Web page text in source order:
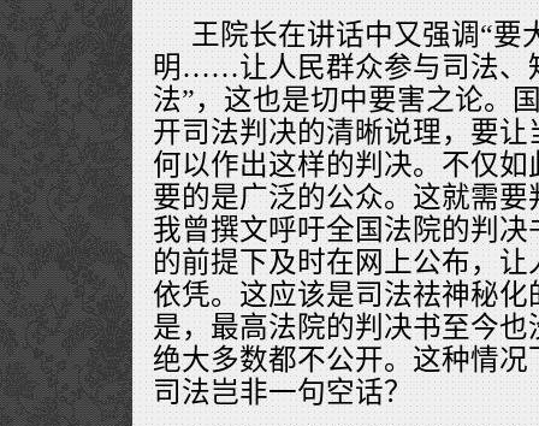
王院长在讲话中又强调“要
明……让人民群众参与司法、
法”，这也是切中要害之论。
开司法判决的清晰说理，要
何以作出这样的判决。不仅如
要的是广泛的公众。这就需
我曾撰文呼吁全国法院的判
的前提下及时在网上公布，
依凭。这应该是司法祛神秘
是，最高法院的判决书至今
绝大多数都不公开。这种情
司法岂非一句空话？